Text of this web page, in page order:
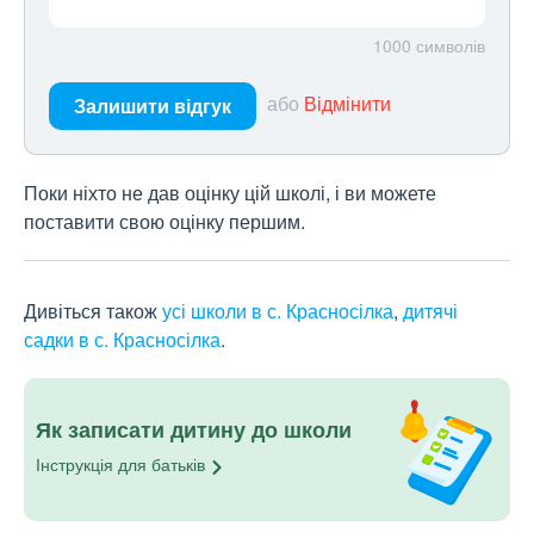
1000 символів
Залишити відгук або Відмінити
Поки ніхто не дав оцінку цій школі, і ви можете
поставити свою оцінку першим.
Дивіться такожусі школи в с. Красносілка, дитячі
садки в с. Красносілка.
Як записати дитину до школи
Інструкція для батьків